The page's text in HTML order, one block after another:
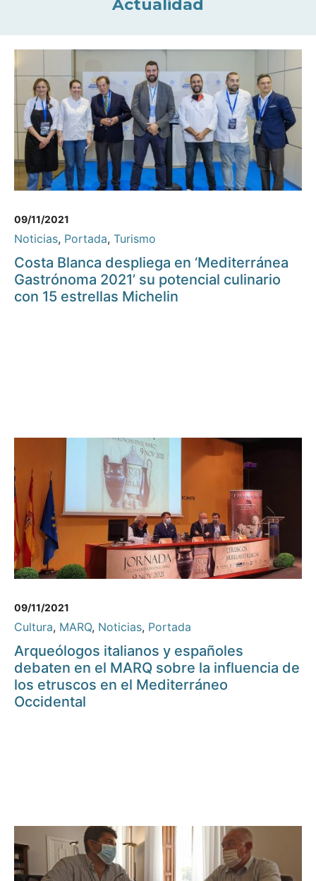
Actualidad
09/11/2021
Noticias, Portada, Turismo
Costa Blanca despliega en ‘Mediterránea
Gastrónoma 2021’ su potencial culinario
con 15 estrellas Michelin
09/11/2021
Cultura, MARQ, Noticias, Portada
Arqueólogos italianos y españoles
debaten en el MARQ sobre la influencia de
los etruscos en el Mediterráneo
Occidental